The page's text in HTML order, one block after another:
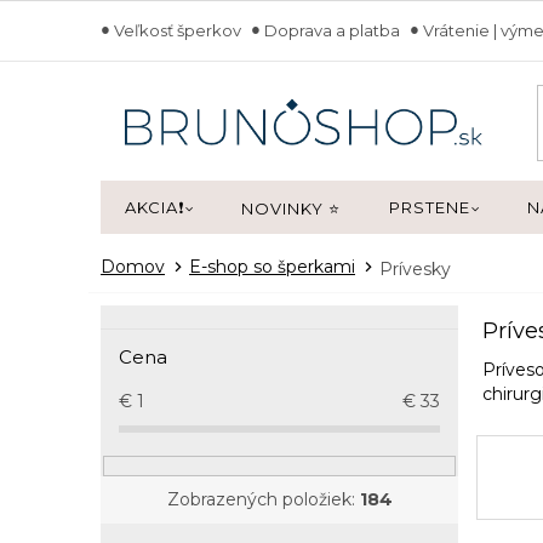
obsah
Veľkosť šperkov Doprava a platba Vrátenie |
AKCIA❗ NOVINKY ⭐ PRSTENE
Domov E-shop so šperkami Prívesky
p
a
Cena
€ 1 € 33
Zobrazených položiek: 184